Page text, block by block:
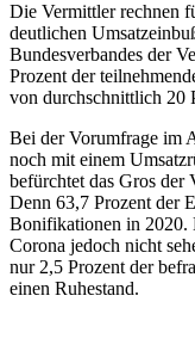
Die Vermittler rechnen
deutlichen
Bundesverbandes der
Prozent der
von durchschnittlich 20
Bei der Vorumfrage im
noch mit einem
befürchtet das Gros der
Denn 63,7 Prozent der
Bonifikationen in
Corona jedoch nicht
nur 2,5 Prozent der
einen Ruhestand.